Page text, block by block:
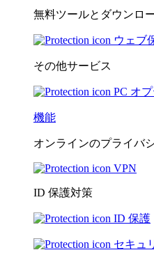
無料ツールとダウンロ
ウェブ
その他サービス
PC オ
機能
オンラインのプライバ
VPN
ID 保護対策
ID 保護
セキュ